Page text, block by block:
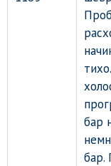
бар
бар.